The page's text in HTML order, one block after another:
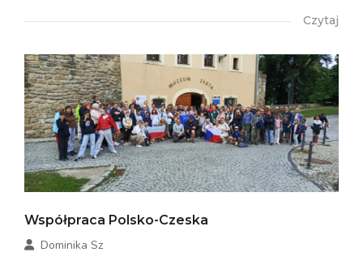
Czytaj
Współpraca Polsko-Czeska
Dominika Sz